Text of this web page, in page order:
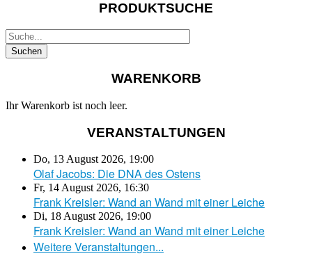
PRODUKTSUCHE
WARENKORB
Ihr Warenkorb ist noch leer.
VERANSTALTUNGEN
Do, 13 August 2026, 19:00
Olaf Jacobs: Die DNA des Ostens
Fr, 14 August 2026, 16:30
Frank Kreisler: Wand an Wand mit einer Leiche
Di, 18 August 2026, 19:00
Frank Kreisler: Wand an Wand mit einer Leiche
Weitere Veranstaltungen...